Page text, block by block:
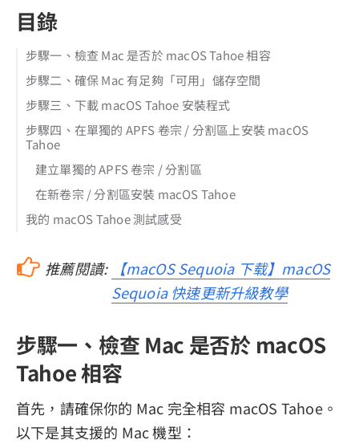
目錄
步驟一、檢查 Mac 是否於 macOS Tahoe 相容
步驟二、確保 Mac 有足夠「可用」儲存空間
步驟三、下載 macOS Tahoe 安裝程式
步驟四、在單獨的 APFS 卷宗 / 分割區上安裝 macOS
Tahoe
建立單獨的 APFS 卷宗 / 分割區
在新卷宗 / 分割區安裝 macOS Tahoe
我的 macOS Tahoe 測試感受
推薦閱讀:
【macOS Sequoia 下载】macOS
Sequoia 快速更新升級教學
步驟一、檢查 Mac 是否於 macOS
Tahoe 相容
首先，請確保你的 Mac 完全相容 macOS Tahoe。
以下是其支援的 Mac 機型：